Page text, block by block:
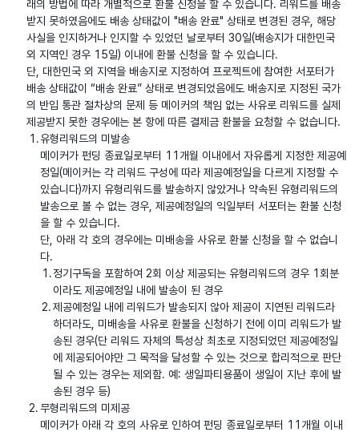
래의 방법에 따라 개별적으로 환불 신청을 할 수 있습니다. 리워드를 배송
받지 못하였음에도 배송 상태값이 "배송 완료" 상태로 변경된 경우, 해당
사실을 인지하거나 인지할 수 있었던 날로부터 30일(배송지가 대한민국
외 지역인 경우 15일) 이내에 환불 신청을 할 수 있습니다.
단, 대한민국 외 지역을 배송지로 지정하여 프로젝트에 참여한 서포터가
배송 상태값이 “배송 완료” 상태로 변경되었음에도 배송지로 지정된 국가
의 반입 통관 절차상의 문제 등 메이커의 책임 없는 사유로 리워드를 실제
제공받지 못한 경우에는 본 항에 따른 결제금 환불을 요청할 수 없습니다.
유형리워드의 미발송
메이커가 펀딩 종료일로부터 11개월 이내에서 자유롭게 지정한 제공예
정일(메이커는 각 리워드 구성에 따라 제공예정일을 다르게 지정할 수
있습니다)까지 유형리워드를 발송하지 않았거나 약속된 유형리워드의
발송으로 볼 수 없는 경우, 제공예정일의 익일부터 서포터는 환불 신청
을 할 수 있습니다.
단, 아래 각 호의 경우에는 미배송을 사유로 환불 신청을 할 수 없습니
다.
정기구독을 포함하여 2회 이상 제공되는 유형리워드의 경우 1회분
이라도 제공예정일 내에 발송이 된 경우
제공예정일 내에 리워드가 발송되지 않아 제공이 지연된 리워드라
하더라도, 미배송을 사유로 환불을 신청하기 전에 이미 리워드가 발
송된 경우(단 리워드 자체의 특성상 최초로 지정되었던 제공예정일
에 제공되어야만 그 목적을 달성할 수 있는 것으로 합리적으로 판단
될 수 있는 경우는 제외함. 예: 생일파티용품이 생일이 지난 후에 발
송된 경우 등)
무형리워드의 미제공
메이커가 아래 각 호의 사유로 인하여 펀딩 종료일로부터 11개월 이내